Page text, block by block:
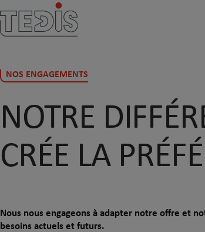
NOS ENGAGEMENTS
NOTRE
CRÉE LA
Nous nous engageons à adapter notre offre et
besoins actuels et futurs.